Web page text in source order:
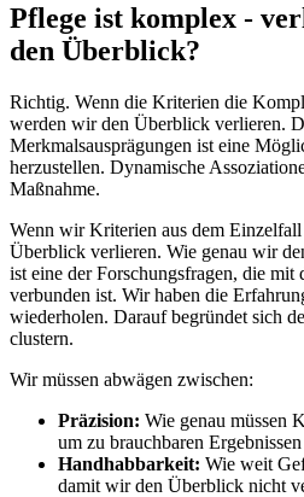
Pflege ist komplex -
den Überblick?
Richtig. Wenn die Kriterien die
werden wir den Überblick verlieren.
Merkmalsausprägungen ist eine
herzustellen. Dynamische
Maßnahme.
Wenn wir Kriterien aus dem
Überblick verlieren. Wie genau wir
ist eine der Forschungsfragen, die
verbunden ist. Wir haben die
wiederholen. Darauf begründet sich
clustern.
Wir müssen abwägen zwischen:
Präzision: Wie genau müssen
um zu brauchbaren
Handhabbarkeit: Wie weit
damit wir den Überblick nicht